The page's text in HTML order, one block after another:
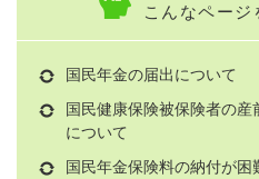
こんなページ
国民年金の届出について
国民健康保険被保険者の
について
国民年金保険料の納付が